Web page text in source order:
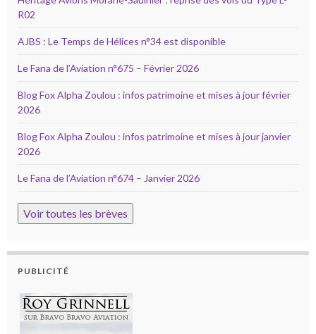
R02
AJBS : Le Temps de Hélices n°34 est disponible
Le Fana de l’Aviation n°675 – Février 2026
Blog Fox Alpha Zoulou : infos patrimoine et mises à jour février
2026
Blog Fox Alpha Zoulou : infos patrimoine et mises à jour janvier
2026
Le Fana de l’Aviation n°674 – Janvier 2026
Voir toutes les brèves
PUBLICITÉ